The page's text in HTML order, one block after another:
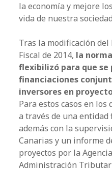
la economía y mejore
vida de nuestra
Tras la modificación del
Fiscal de 2014, la
flexibilizó para que se
financiaciones
inversores en
Para estos casos en
a través de una
además con la
Canarias y un informe
proyectos por la
Administración